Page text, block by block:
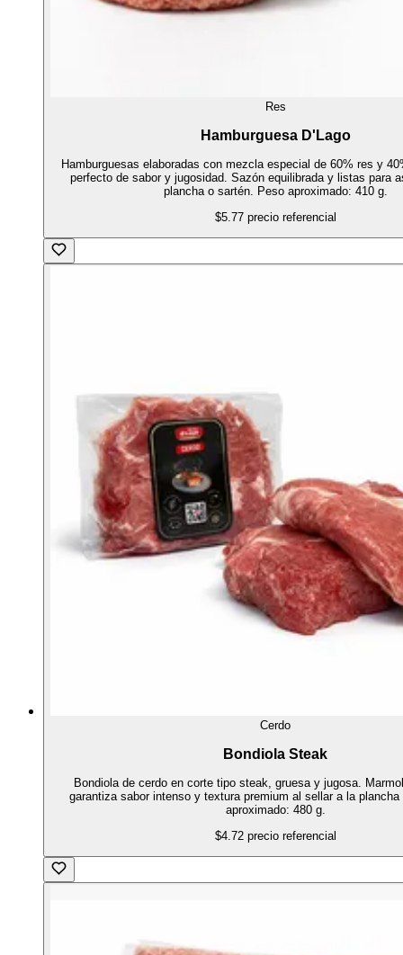
Res
Hamburguesa D'Lago
Hamburguesas elaboradas con mezcla especial de 60% res y
perfecto de sabor y jugosidad. Sazón equilibrada y listas para
plancha o sartén. Peso aproximado: 410 g.
$5.77 precio referencial
Cerdo
Bondiola Steak
Bondiola de cerdo en corte tipo steak, gruesa y jugosa.
garantiza sabor intenso y textura premium al sellar a la
aproximado: 480 g.
$4.72 precio referencial